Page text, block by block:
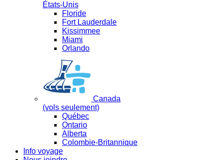
États-Unis
Floride
Fort Lauderdale
Kissimmee
Miami
Orlando
Canada
(vols seulement)
Québec
Ontario
Alberta
Colombie-Britannique
Info voyage